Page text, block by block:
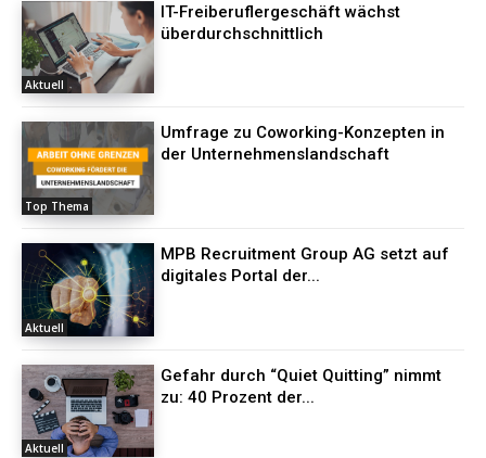
Aktuell
IT-Freiberuflergeschäft wächst
überdurchschnittlich
Top Thema
Umfrage zu Coworking-Konzepten in
der Unternehmenslandschaft
Aktuell
MPB Recruitment Group AG setzt auf
digitales Portal der...
Aktuell
Gefahr durch “Quiet Quitting” nimmt
zu: 40 Prozent der...